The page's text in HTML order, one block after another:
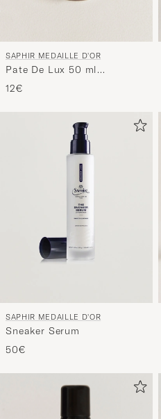
SAPHIR MEDAILLE D'OR
Pate De Lux 50 ml
Mahogany
12€
SAPHIR MEDAILLE D'OR
Sneaker Serum
50€